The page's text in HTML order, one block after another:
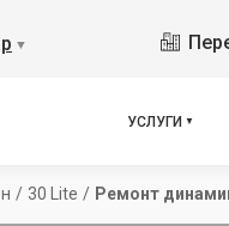
▼
УСЛУГИ
/ 30 Lite / Ремонт